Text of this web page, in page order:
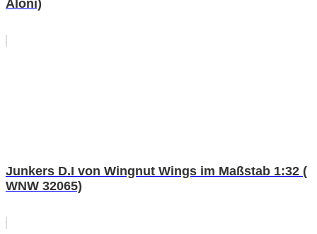
Aloni)
Junkers D.I von Wingnut Wings im Maßstab 1:32 (
WNW 32065)